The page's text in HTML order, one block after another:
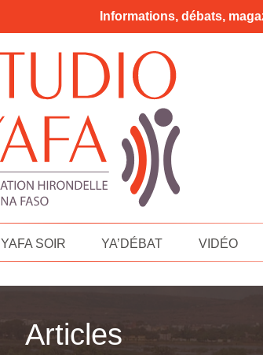
Informations, débats,
YAFA SOIR YA’DÉBAT VIDÉO
Articles